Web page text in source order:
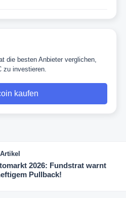
die besten Anbieter verglichen,
zu investieren.
kaufen
2026: Fundstrat warnt
Pullback!